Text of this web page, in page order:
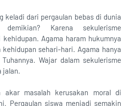
keladi dari pergaulan bebas di dunia
demikian? Karena sekulerisme
Agama haram hukumnya
sehari-hari. Agama hanya
Wajar dalam sekulerisme
jalan.
akar masalah kerusakan moral di
Pergaulan siswa menjadi semakin